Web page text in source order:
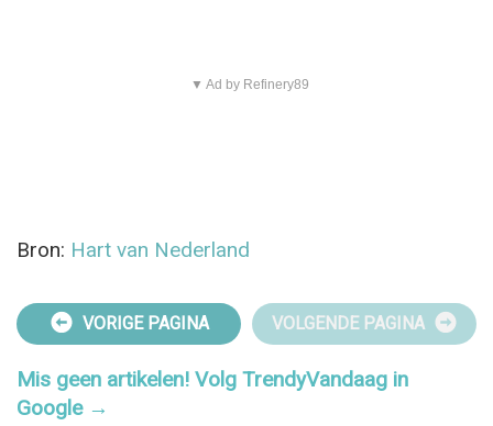
▼ Ad by Refinery89
Bron: Hart van Nederland
VORIGE PAGINA VOLGENDE PAGINA
Mis geen artikelen! Volg TrendyVandaag in
Google →